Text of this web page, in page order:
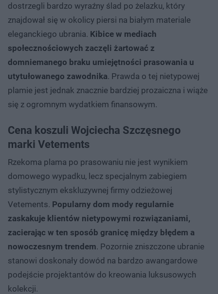
dostrzegli bardzo wyraźny ślad po żelazku, który
znajdował się w okolicy piersi na białym materiale
eleganckiego ubrania. Kibice w mediach
społecznościowych zaczęli żartować z
domniemanego braku umiejętności prasowania u
utytułowanego zawodnika. Prawda o tej nietypowej
plamie jest jednak znacznie bardziej prozaiczna i wiąże
się z ogromnym wydatkiem finansowym.
Cena koszuli Wojciecha Szczęsnego
marki Vetements
Rzekoma plama po prasowaniu nie jest wynikiem
domowego wypadku, lecz specjalnym zabiegiem
stylistycznym ekskluzywnej firmy odzieżowej
Vetements. Popularny dom mody regularnie
zaskakuje klientów nietypowymi rozwiązaniami,
zacierając w ten sposób granicę między błędem a
nowoczesnym trendem. Pozornie zniszczone ubranie
stanowi doskonały dowód na bardzo awangardowe
podejście projektantów do kreowania luksusowych
kolekcji.